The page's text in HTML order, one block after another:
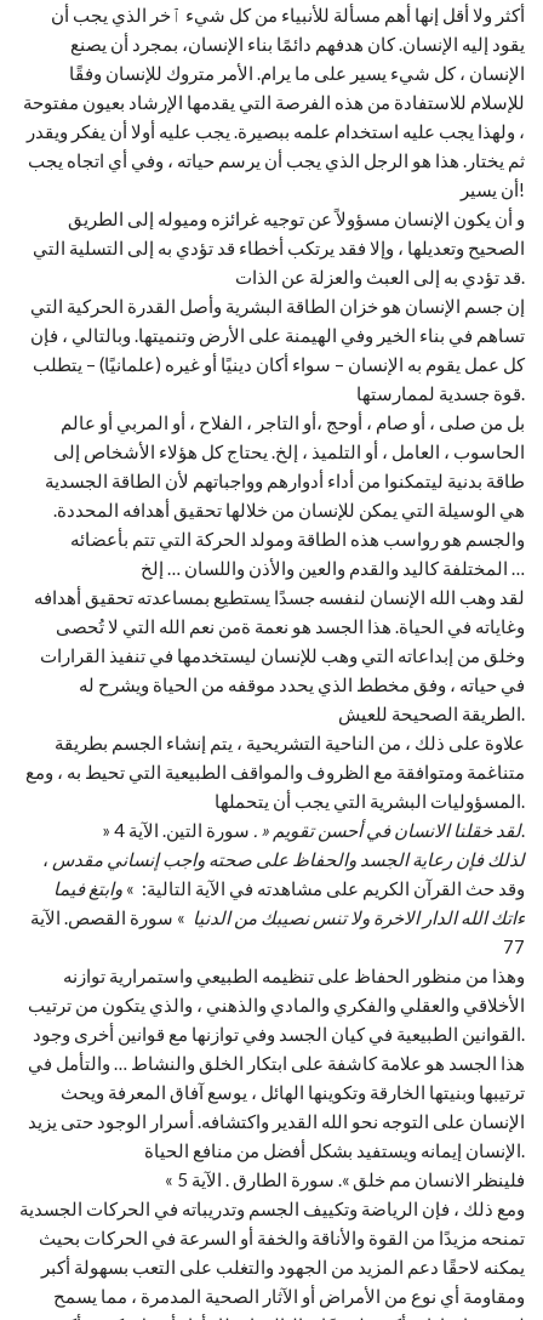
أكثر ولا أقل إنها أهم مسألة للأنبياء من كل شيء ٱخر الذي يجب أن
يقود إليه الإنسان. كان هدفهم دائمًا بناء الإنسان، بمجرد أن يصنع
الإنسان ، كل شيء يسير على ما يرام. الأمر متروك للإنسان وفقًا
للإسلام للاستفادة من هذه الفرصة التي يقدمها الإرشاد بعيون مفتوحة
، ولهذا يجب عليه استخدام علمه ببصيرة. يجب عليه أولا أن يفكر ويقدر
ثم يختار. هذا هو الرجل الذي يجب أن يرسم حياته ، وفي أي اتجاه يجب
أن يسير!
و أن يكون الإنسان مسؤولاً عن توجيه غرائزه وميوله إلى الطريق
الصحيح وتعديلها ، وإلا فقد يرتكب أخطاء قد تؤدي به إلى التسلية التي
إن جسم الإنسان هو خزان الطاقة البشرية وأصل القدرة الحركية التي
تساهم في بناء الخير وفي الهيمنة على الأرض وتنميتها. وبالتالي ، فإن
كل عمل يقوم به الإنسان – سواء أكان دينيًا أو غيره (علمانيًا) – يتطلب
بل من صلى ، أو صام ، أوحج ،أو التاجر ، الفلاح ، أو المربي أو عالم
الحاسوب ، العامل ، أو التلميذ ، إلخ. يحتاج كل هؤلاء الأشخاص إلى
طاقة بدنية ليتمكنوا من أداء أدوارهم وواجباتهم لأن الطاقة الجسدية
هي الوسيلة التي يمكن للإنسان من خلالها تحقيق أهدافه المحددة.
والجسم هو رواسب هذه الطاقة ومولد الحركة التي تتم بأعضائه
لقد وهب الله الإنسان لنفسه جسدًا يستطيع بمساعدته تحقيق أهدافه
وغاياته في الحياة. هذا الجسد هو نعمة ةمن نعم الله التي لا تُحصى
وخلق من إبداعاته التي وهب للإنسان ليستخدمها في تنفيذ القرارات
في حياته ، وفق مخطط الذي يحدد موقفه من الحياة ويشرح له
علاوة على ذلك ، من الناحية التشريحية ، يتم إنشاء الجسم بطريقة
متناغمة ومتوافقة مع الظروف والمواقف الطبيعية التي تحيط به ، ومع
»
لقد خقلنا الانسان في أحسن تقويم « .سورة التين. الآية 4.
لذلك فإن رعاية الجسد والحفاظ على صحته واجب إنساني مقدس ،
وقد حث القرآن الكريم على مشاهدته في الآية التالية: » وابتغ فيما
ءاتك الله الدار الاخرة ولا تنس نصيبك من الدنيا » سورة القصص. الآية
77
وهذا من منظور الحفاظ على تنظيمه الطبيعي واستمرارية توازنه
الأخلاقي والعقلي والفكري والمادي والذهني ، والذي يتكون من ترتيب
هذا الجسد هو علامة كاشفة على ابتكار الخلق والنشاط … والتأمل في
ترتيبها وبنيتها الخارقة وتكوينها الهائل ، يوسع آفاق المعرفة ويحث
الإنسان على التوجه نحو الله القدير واكتشافه. أسرار الوجود حتى يزيد
« فلينظر الانسان مم خلق ». سورة الطارق . الآية 5
ومع ذلك ، فإن الرياضة وتكييف الجسم وتدريباته في الحركات الجسدية
تمنحه مزيدًا من القوة والأناقة والخفة أو السرعة في الحركات بحيث
يمكنه لاحقًا دعم المزيد من الجهود والتغلب على التعب بسهولة أكبر
ومقاومة أي نوع من الأمراض أو الآثار الصحية المدمرة ، مما يسمح